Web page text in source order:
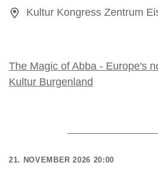
Kultur Kongress Zentrum
The Magic of Abba - Europe's
Kultur Burgenland
21. NOVEMBER 2026 20:00